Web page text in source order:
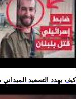
.. كيف يهدد التصعيد